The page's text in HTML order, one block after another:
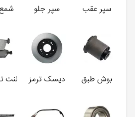
سپر عقب سپر جلو
بوش طبق دیسک ترمز لنت